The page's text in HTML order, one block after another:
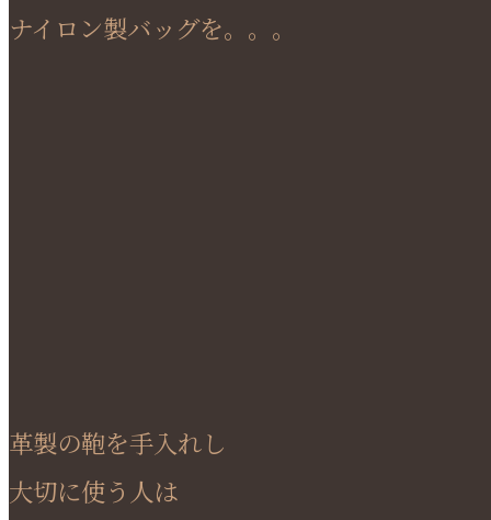
ナイロン製バッグを。。。
革製の鞄を手入れし
大切に使う人は